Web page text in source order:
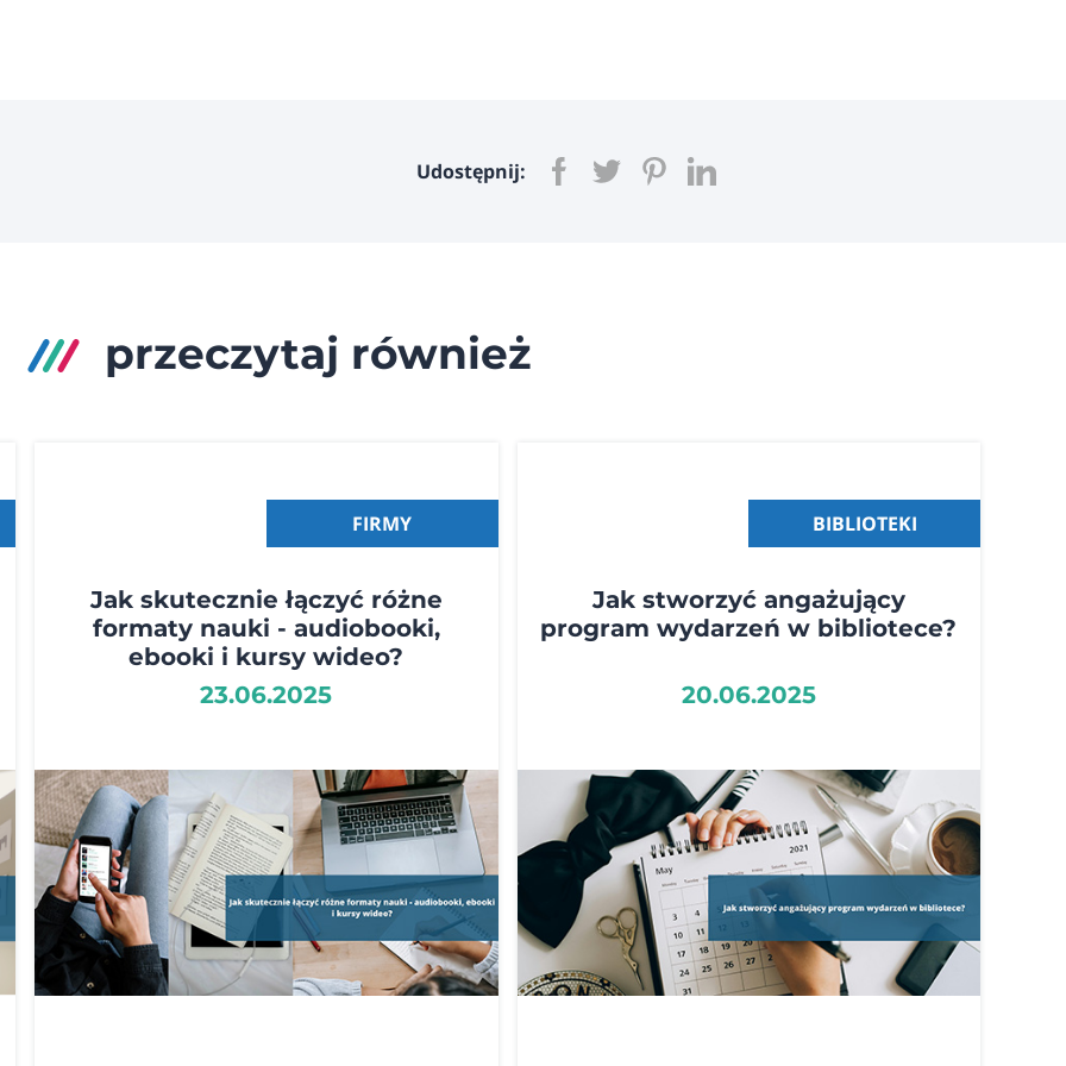
Udostępnij:
przeczytaj również
FIRMY
Jak skutecznie łączyć różne
formaty nauki - audiobooki,
ebooki i kursy wideo?
23.06.2025
BIBLIOTEKI
Jak stworzyć angażujący
program wydarzeń w bibliotece?
20.06.2025